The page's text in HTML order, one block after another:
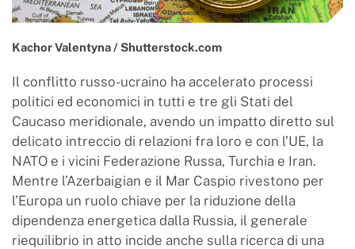
Kachor Valentyna / Shutterstock.com
Il conflitto russo-ucraino ha accelerato processi
politici ed economici in tutti e tre gli Stati del
Caucaso meridionale, avendo un impatto diretto sul
delicato intreccio di relazioni fra loro e con l’UE, la
NATO e i vicini Federazione Russa, Turchia e Iran.
Mentre l’Azerbaigian e il Mar Caspio rivestono per
l’Europa un ruolo chiave per la riduzione della
dipendenza energetica dalla Russia, il generale
riequilibrio in atto incide anche sulla ricerca di una